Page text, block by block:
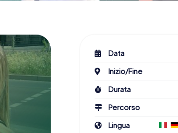
Data
Inizio/Fine
Durata
Percorso
Lingua